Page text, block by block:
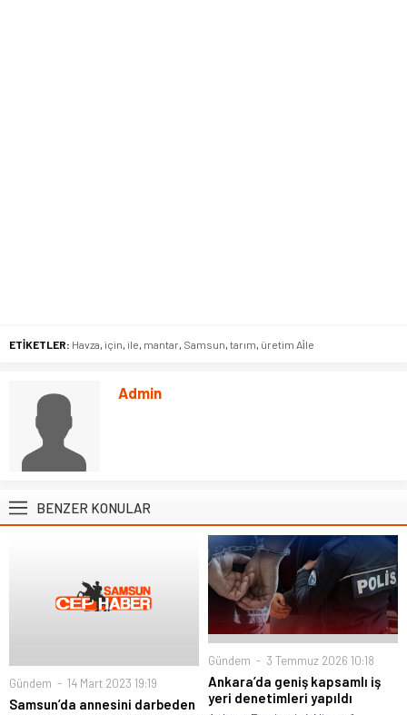
ETİKETLER: Havza, için, ile, mantar, Samsun, tarım, üretim Ai̇le
Admin
BENZER KONULAR
Gündem 14 Mart 2023 19:19
Samsun’da annesini darbeden
Gündem 3 Temmuz 2026 10:18
Ankara’da geniş kapsamlı iş
yeri denetimleri yapıldı